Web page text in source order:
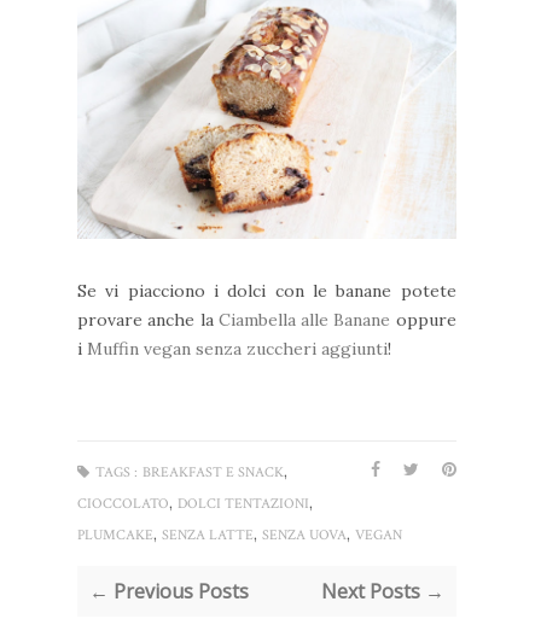
Se vi piacciono i dolci con le banane potete
provare anche la Ciambella alle Banane oppure
i Muffin vegan senza zuccheri aggiunti!
TAGS : BREAKFAST E SNACK,
CIOCCOLATO, DOLCI TENTAZIONI,
PLUMCAKE, SENZA LATTE, SENZA UOVA, VEGAN
← Previous Posts Next Posts →